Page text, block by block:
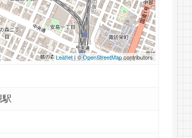
Leaflet| ©OpenStreetMapcontributors
駅